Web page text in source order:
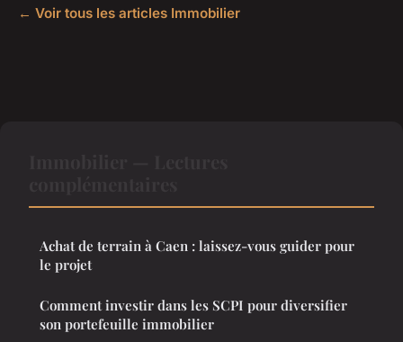
← Voir tous les articles Immobilier
Achat de terrain à Caen : laissez-vous guider pour
le projet
Comment investir dans les SCPI pour diversifier
son portefeuille immobilier